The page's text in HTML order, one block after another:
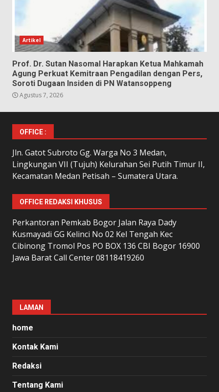
Artikel
Prof. Dr. Sutan Nasomal Harapkan Ketua Mahkamah
Agung Perkuat Kemitraan Pengadilan dengan Pers,
Soroti Dugaan Insiden di PN Watansoppeng
Agustus 7, 2026
OFFICE :
Jln. Gatot Subroto Gg. Warga No 3 Medan,
Lingkungan VII (Tujuh) Kelurahan Sei Putih Timur II,
Kecamatan Medan Petisah – Sumatera Utara.
OFFICE REDAKSI KHUSUS
Perkantoran Pemkab Bogor Jalan Raya Dady
Kusmayadi GG Kelinci No 02 Kel Tengah Kec
Cibinong Tromol Pos PO BOX 136 CBI Bogor 16900
Jawa Barat Call Center 08118419260
LAMAN
home
Kontak Kami
Redaksi
Tentang Kami